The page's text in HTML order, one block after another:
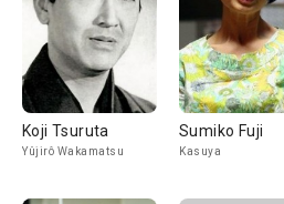
Koji Tsuruta
Yûjirô Wakamatsu
Sumiko Fuji
Kasuya